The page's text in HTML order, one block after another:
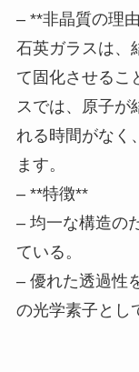
– **非晶質の理
石英ガラスは、
て固化させるこ
スでは、原子が
れる時間がなく
ます。
– **特徴**
– 均一な構造の
ている。
– 優れた透過性
の光学素子とし